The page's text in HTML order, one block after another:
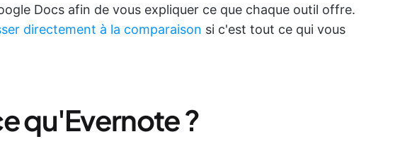
Docs afin de vous expliquer ce que chaque outil offre.
directement à la comparaison si c'est tout ce qui vous
qu'Evernote ?